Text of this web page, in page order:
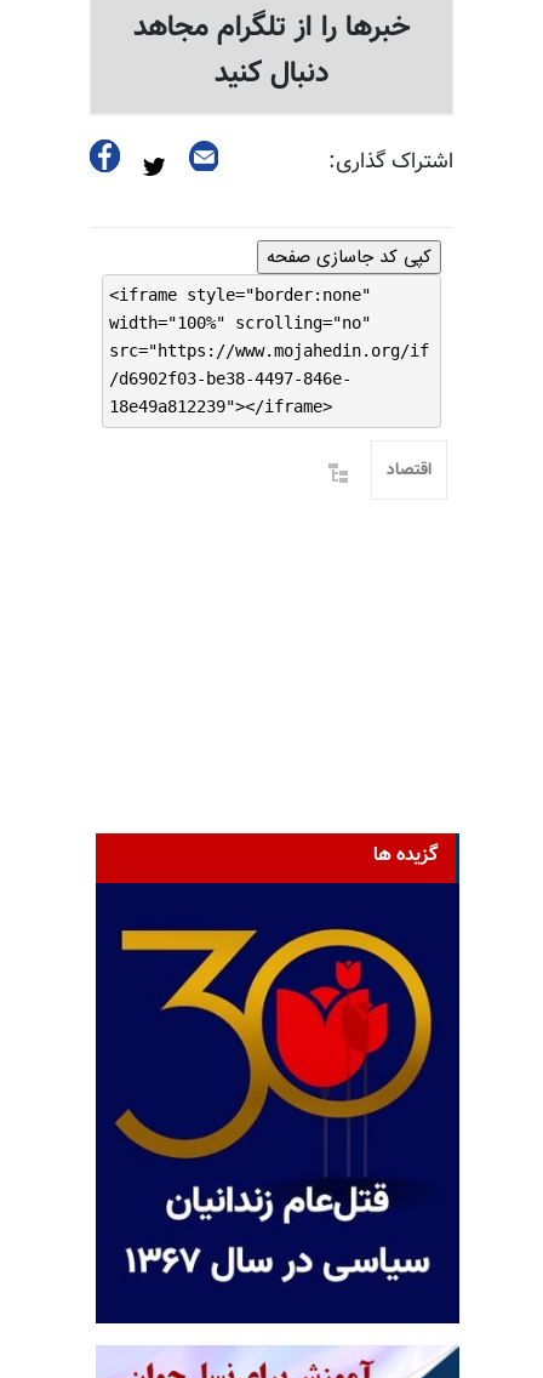
خبرها را از تلگرام مجاهد
دنبال کنید
اشتراک گذاری:
کپی کد جاسازی صفحه
<iframe style="border:none"
width="100%" scrolling="no"
src="https://www.mojahedin.org/if
/d6902f03-be38-4497-846e-
18e49a812239"></iframe>
اقتصاد
گزیده ها